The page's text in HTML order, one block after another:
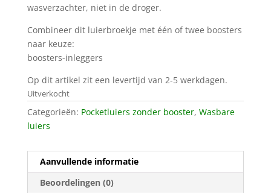
wasverzachter, niet in de droger.
Combineer dit luierbroekje met één of twee boosters
naar keuze:
boosters-inleggers
Op dit artikel zit een levertijd van 2-5 werkdagen.
Uitverkocht
Categorieën: Pocketluiers zonder booster, Wasbare
luiers
Aanvullende informatie
Beoordelingen (0)